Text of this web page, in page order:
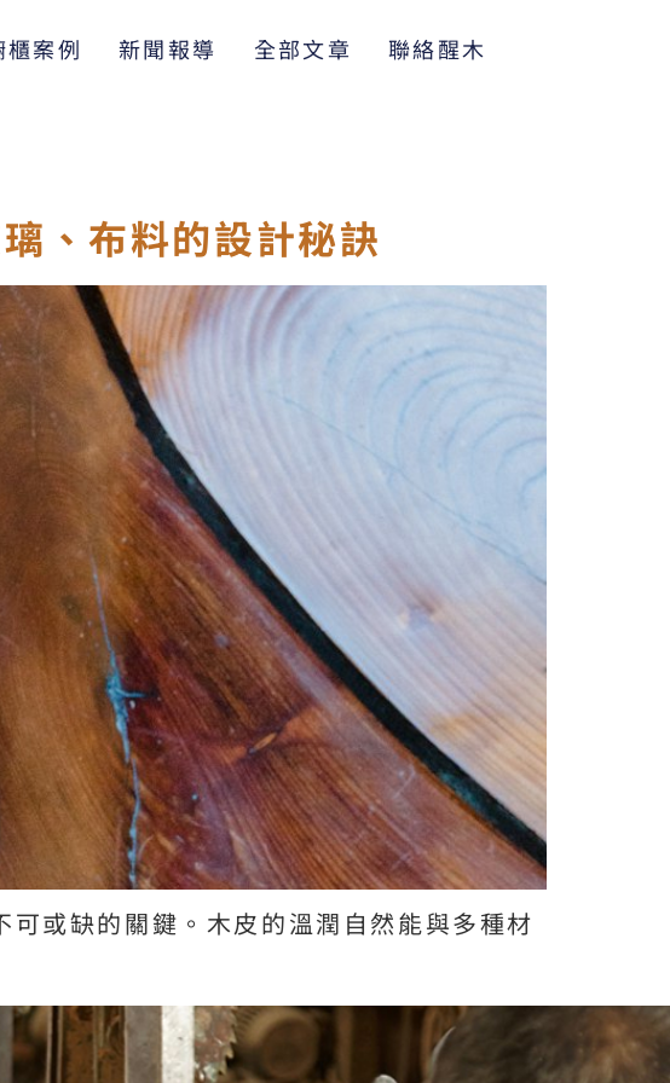
櫃案例 新聞報導 全部文章 聯絡醒木
、布料的設計秘訣
或缺的關鍵。木皮的溫潤自然能與多種材